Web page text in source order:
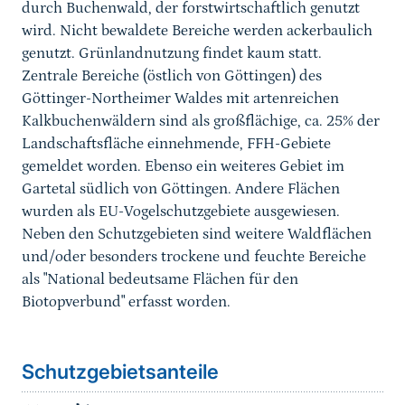
durch Buchenwald, der forstwirtschaftlich genutzt
wird. Nicht bewaldete Bereiche werden ackerbaulich
genutzt. Grünlandnutzung findet kaum statt.
Zentrale Bereiche (östlich von Göttingen) des
Göttinger-Northeimer Waldes mit artenreichen
Kalkbuchenwäldern sind als großflächige, ca. 25% der
Landschaftsfläche einnehmende, FFH-Gebiete
gemeldet worden. Ebenso ein weiteres Gebiet im
Gartetal südlich von Göttingen. Andere Flächen
wurden als EU-Vogelschutzgebiete ausgewiesen.
Neben den Schutzgebieten sind weitere Waldflächen
und/oder besonders trockene und feuchte Bereiche
als "National bedeutsame Flächen für den
Biotopverbund" erfasst worden.
Schutzgebietsanteile